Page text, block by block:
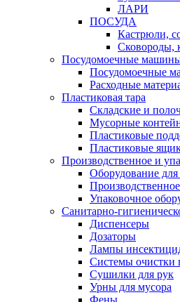
ЛАРИ
ПОСУДА
Кастрюли,
Сковороды,
Посудомоечные
Посудомоечные
Расходные
Пластиковая тара
Складские и
Мусорные
Пластиковые
Пластиковые
Производственное и
Оборудование
Упаковочное
Санитарно-
Диспенсеры
Дозаторы
Лампы
Системы очистки
Сушилки для рук
Урны для мусора
Фены